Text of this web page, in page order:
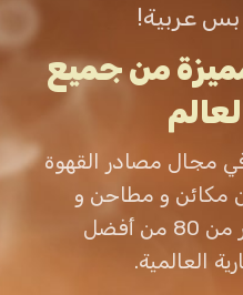
عربية!
من جميع
مجال مصادر القهوة
مكائن و مطاحن و
إكسسوارات من أكثر من 80 من أفضل
العالمية.